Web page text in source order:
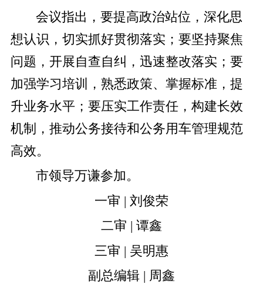
会议指出，要提高政治站位，深化思
想认识，切实抓好贯彻落实；要坚持聚焦
问题，开展自查自纠，迅速整改落实；要
加强学习培训，熟悉政策、掌握标准，提
升业务水平；要压实工作责任，构建长效
机制，推动公务接待和公务用车管理规范
高效。
市领导万谦参加。
一审 | 刘俊荣
二审 | 谭鑫
三审 | 吴明惠
副总编辑 | 周鑫